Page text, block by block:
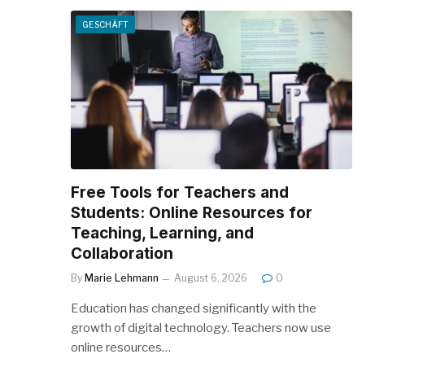
GESCHÄFT
Free Tools for Teachers and
Students: Online Resources for
Teaching, Learning, and
Collaboration
By Marie Lehmann August 6, 2026 0
Education has changed significantly with the
growth of digital technology. Teachers now use
online resources…